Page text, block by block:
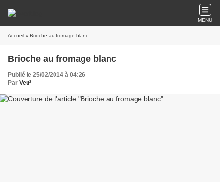
MENU
Accueil » Brioche au fromage blanc
Brioche au fromage blanc
Publié le 25/02/2014 à 04:26
Par Veu²